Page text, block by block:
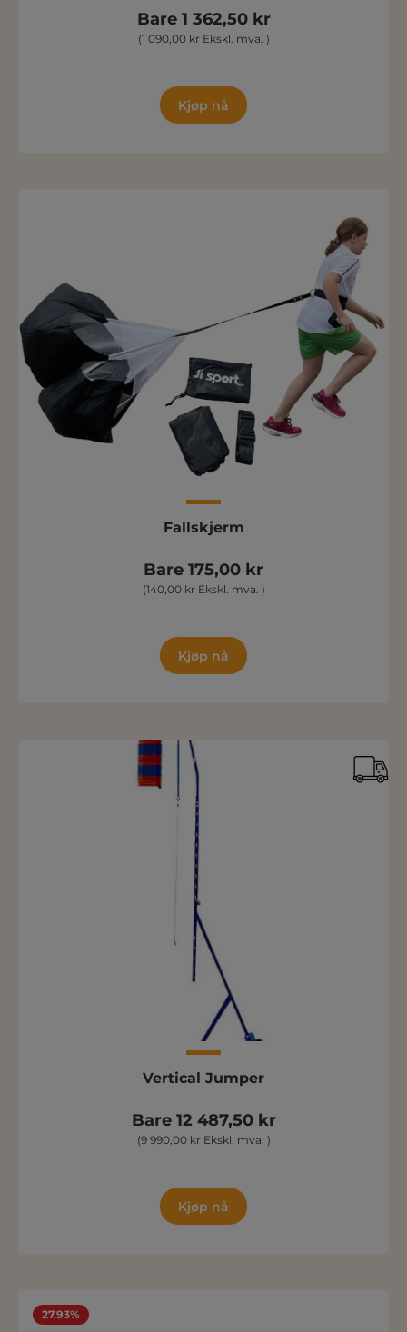
Bare 1 362,50 kr
(1 090,00 kr Ekskl. mva. )
Kjøp nå
Fallskjerm
Bare 175,00 kr
(140,00 kr Ekskl. mva. )
Kjøp nå
Vertical Jumper
Bare 12 487,50 kr
(9 990,00 kr Ekskl. mva. )
Kjøp nå
27.93%